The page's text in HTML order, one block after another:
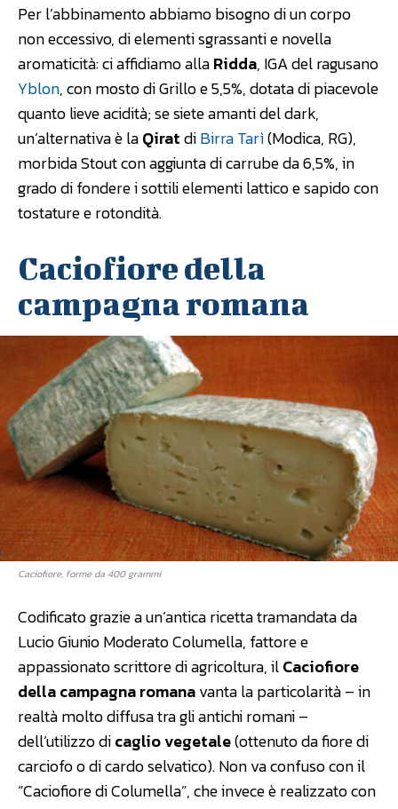
Per l’abbinamento abbiamo bisogno di un corpo
non eccessivo, di elementi sgrassanti e novella
aromaticità: ci affidiamo allaRidda, IGA del ragusano
Yblon, con mosto di Grillo e 5,5%, dotata di piacevole
quanto lieve acidità; se siete amanti del dark,
un’alternativa è laQiratdiBirra Tarì(Modica, RG),
morbida Stout con aggiunta di carrube da 6,5%, in
grado di fondere i sottili elementi lattico e sapido con
tostature e rotondità.
Caciofiore della
campagna romana
Caciofiore, forme da 400 grammi
Codificato grazie a un’antica ricetta tramandata da
Lucio Giunio Moderato Columella, fattore e
appassionato scrittore di agricoltura, ilCaciofiore
della campagna romanavanta la particolarità – in
realtà molto diffusa tra gli antichi romani –
dell’utilizzo dicaglio vegetale(ottenuto da fiore di
carciofo o di cardo selvatico). Non va confuso con il
“Caciofiore di Columella”, che invece è realizzato con